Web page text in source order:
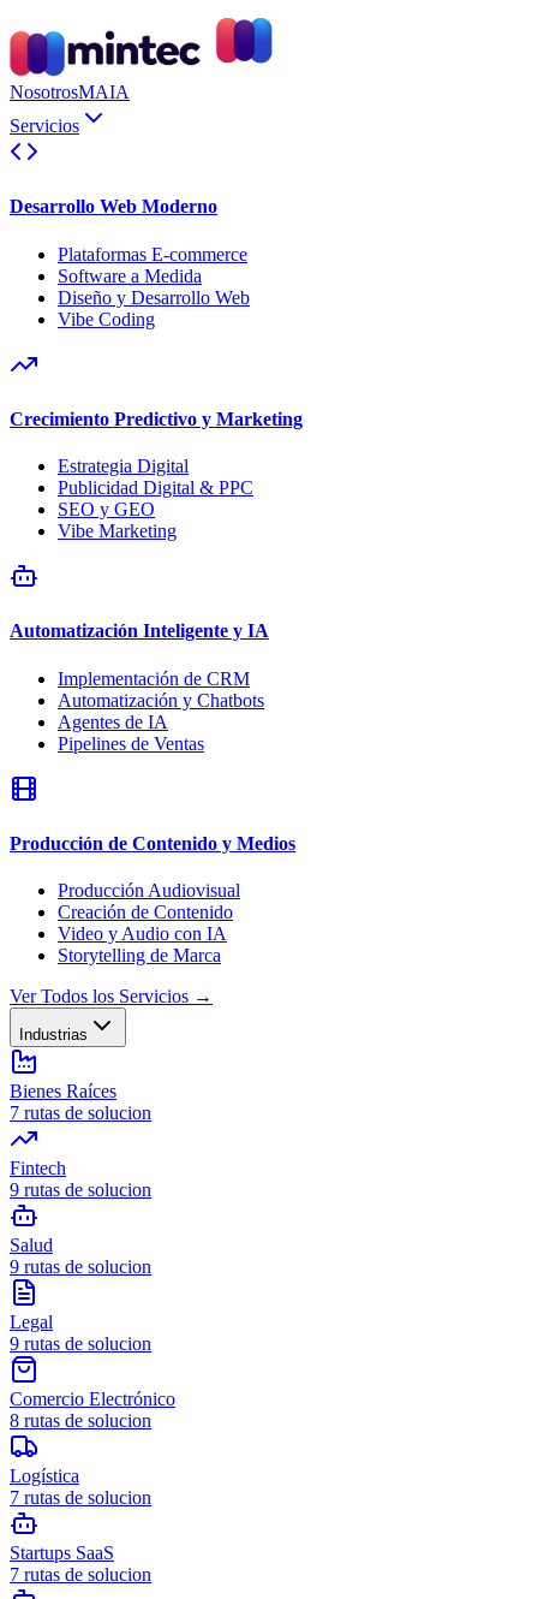
NosotrosMAIA
Servicios
Desarrollo Web Moderno
Plataformas E-commerce
Software a Medida
Diseño y Desarrollo Web
Vibe Coding
Crecimiento Predictivo y Marketing
Estrategia Digital
Publicidad Digital & PPC
SEO y GEO
Vibe Marketing
Automatización Inteligente y IA
Implementación de CRM
Automatización y Chatbots
Agentes de IA
Pipelines de Ventas
Producción de Contenido y Medios
Producción Audiovisual
Creación de Contenido
Video y Audio con IA
Storytelling de Marca
Ver Todos los Servicios →
Industrias
Bienes Raíces
7 rutas de solucion
Fintech
9 rutas de solucion
Salud
9 rutas de solucion
Legal
9 rutas de solucion
Comercio Electrónico
8 rutas de solucion
Logística
7 rutas de solucion
Startups SaaS
7 rutas de solucion